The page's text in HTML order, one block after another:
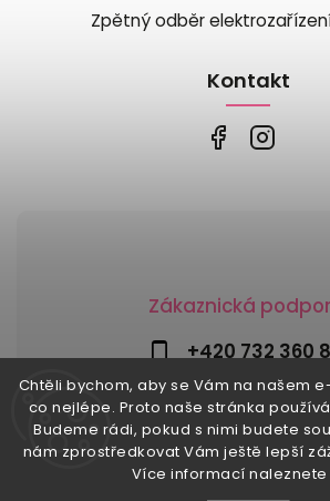
Chtěli bychom, aby se Vám na našem
co nejlépe. Proto naše stránka
Budeme rádi, pokud s nimi budete
nám zprostředkovat Vám ještě lepší
Více informací naleznete
Zákaznická
+420 732 360
Zpětný odběr
Kontakt